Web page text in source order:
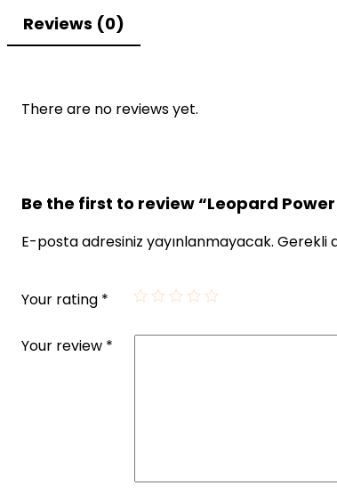
Reviews (0)
There are no reviews yet.
Be the first to review “Leopard
E-posta adresiniz yayınlanmayacak. Gerekli
Your rating *
Your review *